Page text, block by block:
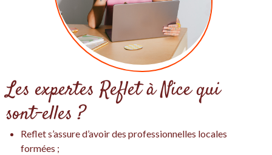
Les expertes Reflet à Nice qui
sont-elles ?
Reflet s’assure d’avoir des professionnelles locales
formées ;